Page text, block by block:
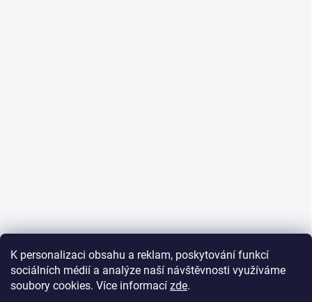
K personalizaci obsahu a reklam, poskytování funkcí
sociálních médií a analýze naší návštěvnosti využíváme
soubory cookies. Více informací zde.